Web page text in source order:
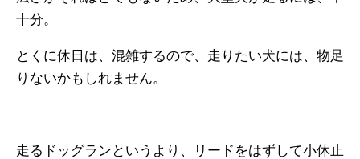
十分。
とくに休日は、混雑するので、走りたい犬には、物足
りないかもしれません。
走るドッグランというより、リードをはずして小休止